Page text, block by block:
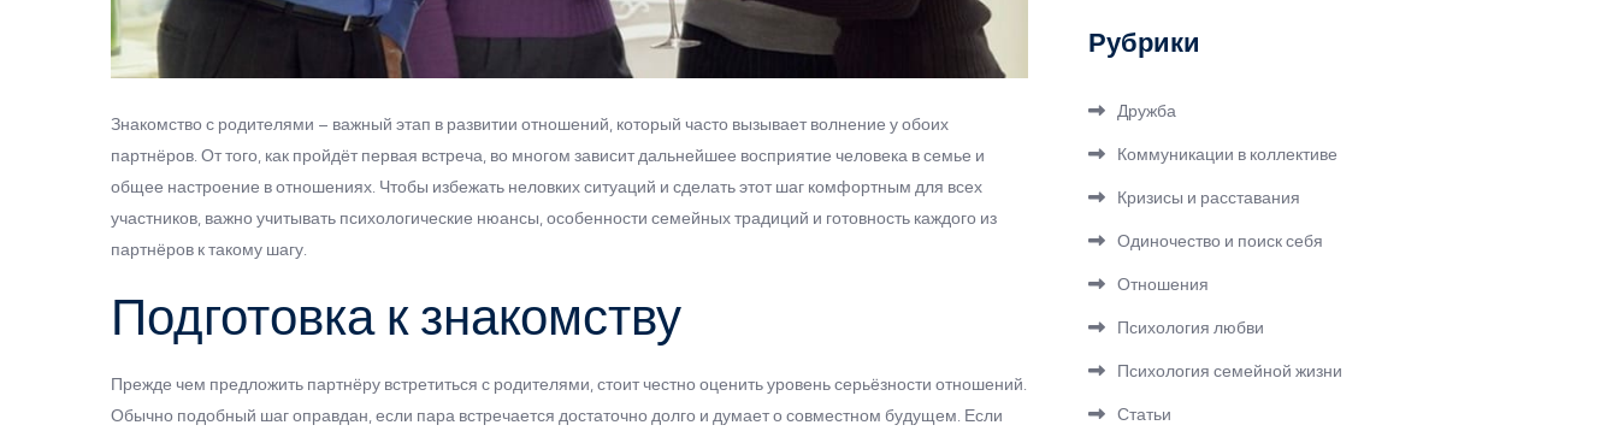
Знакомство с родителями – важный этап в развитии отношений, который часто вызывает волнение у обоих
партнёров. От того, как пройдёт первая встреча, во многом зависит дальнейшее восприятие человека в семье и
общее настроение в отношениях. Чтобы избежать неловких ситуаций и сделать этот шаг комфортным для всех
участников, важно учитывать психологические нюансы, особенности семейных традиций и готовность каждого из
партнёров к такому шагу.
Подготовка к знакомству
Прежде чем предложить партнёру встретиться с родителями, стоит честно оценить уровень серьёзности отношений.
Обычно подобный шаг оправдан, если пара встречается достаточно долго и думает о совместном будущем. Если
Рубрики
Дружба
Коммуникации в коллективе
Кризисы и расставания
Одиночество и поиск себя
Отношения
Психология любви
Психология семейной жизни
Статьи